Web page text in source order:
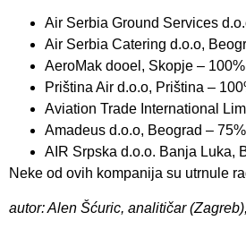
Air Serbia Ground Services
Air Serbia Catering d.o.o,
AeroMak dooel, Skopje – 100%
Priština Air d.o.o, Priština –
Aviation Trade International
Amadeus d.o.o, Beograd – 75%
AIR Srpska d.o.o. Banja Luka,
Neke od ovih kompanija su utrnule
autor: Alen Šćuric, analitičar